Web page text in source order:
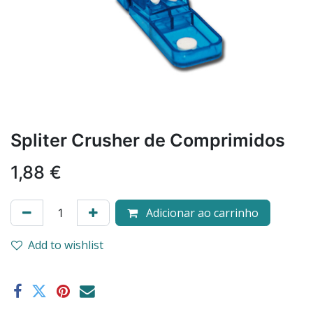
Spliter Crusher de Comprimidos
1,88 €
Adicionar ao carrinho
Add to wishlist